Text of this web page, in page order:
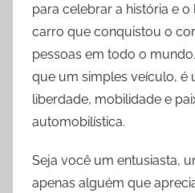
para celebrar a história e
carro que conquistou o
pessoas em todo o
que um simples veículo, é
liberdade, mobilidade e
automobilística.
Seja você um entusiasta,
apenas alguém que